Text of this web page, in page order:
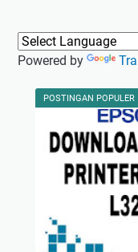
Powered by
POSTINGAN POPULER